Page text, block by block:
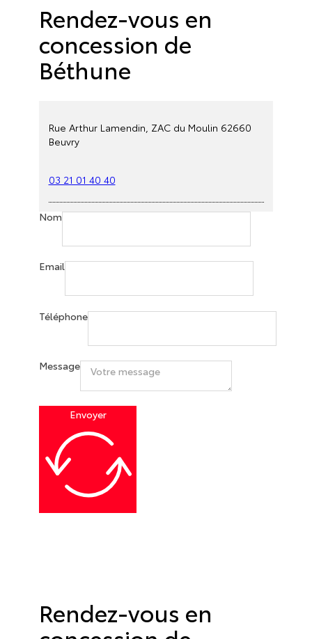
Rendez-vous en
concession de
Béthune
Rue Arthur Lamendin, ZAC du Moulin 62660
Beuvry
03 21 01 40 40
Nom
Email
Téléphone
Message
Envoyer
Rendez-vous en